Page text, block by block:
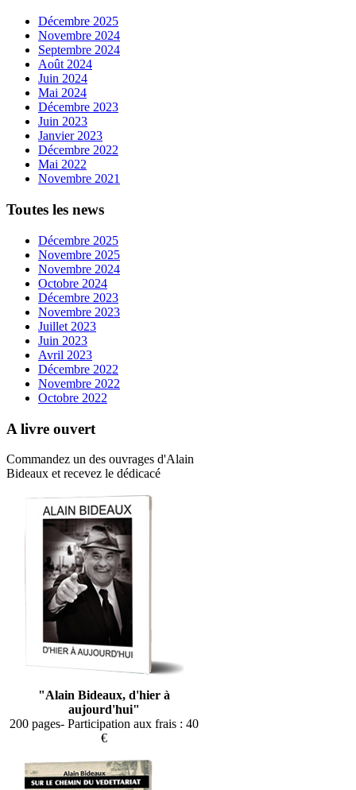
Décembre 2025
Novembre 2024
Septembre 2024
Août 2024
Juin 2024
Mai 2024
Décembre 2023
Juin 2023
Janvier 2023
Décembre 2022
Mai 2022
Novembre 2021
Toutes les news
Décembre 2025
Novembre 2025
Novembre 2024
Octobre 2024
Décembre 2023
Novembre 2023
Juillet 2023
Juin 2023
Avril 2023
Décembre 2022
Novembre 2022
Octobre 2022
A livre ouvert
Commandez un des ouvrages d'Alain
Bideaux et recevez le dédicacé
"Alain Bideaux, d'hier à
aujourd'hui"
200 pages- Participation aux frais : 40
€